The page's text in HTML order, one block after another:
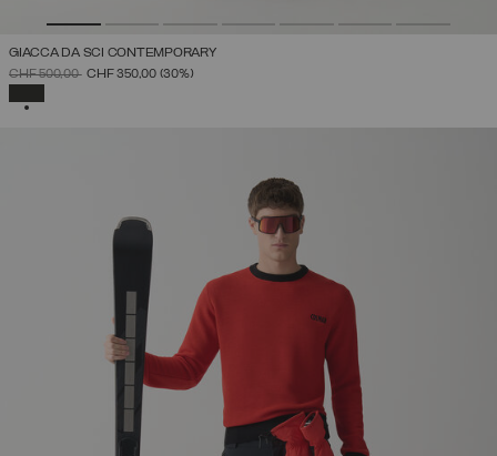
GIACCA DA SCI CONTEMPORARY
PREZZO RIDOTTO DA
CHF 500,00ACHF 350,00 (30%)